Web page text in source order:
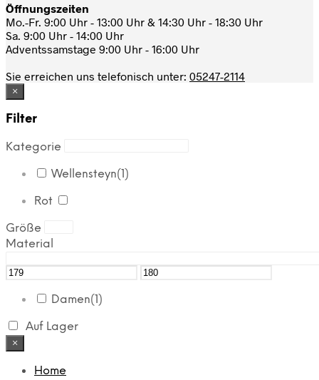
Öffnungszeiten
Mo.-Fr. 9:00 Uhr - 13:00 Uhr & 14:30 Uhr - 18:30 Uhr
Sa. 9:00 Uhr - 14:00 Uhr
Adventssamstage 9:00 Uhr - 16:00 Uhr
Sie erreichen uns telefonisch unter: 05247-2114
×
Filter
Kategorie
Wellensteyn(1)
Rot
Größe
Material
Damen(1)
Auf Lager
×
Home